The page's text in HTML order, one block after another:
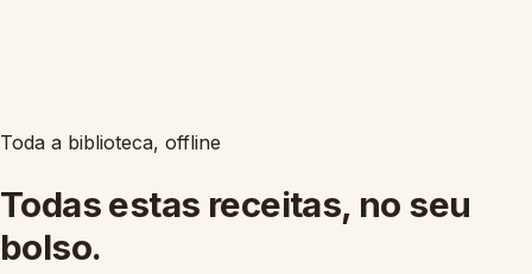
Toda a biblioteca, offline
Todas estas receitas, no seu
bolso.